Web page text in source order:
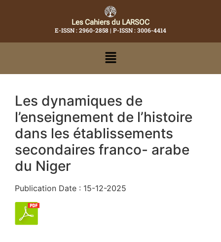
Les Cahiers du LARSOC
E-ISSN : 2960-2858 | P-ISSN : 3006-4414
Les dynamiques de
l’enseignement de l’histoire
dans les établissements
secondaires franco- arabe
du Niger
Publication Date : 15-12-2025